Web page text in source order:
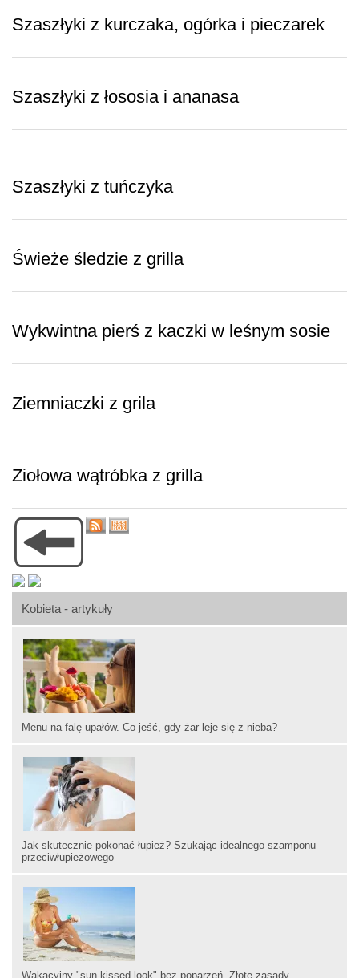
Kobieta - artykuły
Menu na falę upałów. Co jeść, gdy żar leje się z nieba?
Jak skutecznie pokonać łupież? Szukając idealnego szamponu
przeciwłupieżowego
Wakacyjny "sun-kissed look" bez poparzeń. Złote zasady
Szaszłyki z kurczaka, ogórka i pieczarek
Szaszłyki z łososia i ananasa
Szaszłyki z tuńczyka
Świeże śledzie z grilla
Wykwintna pierś z kaczki w leśnym sosie
Ziemniaczki z grila
Ziołowa wątróbka z grilla